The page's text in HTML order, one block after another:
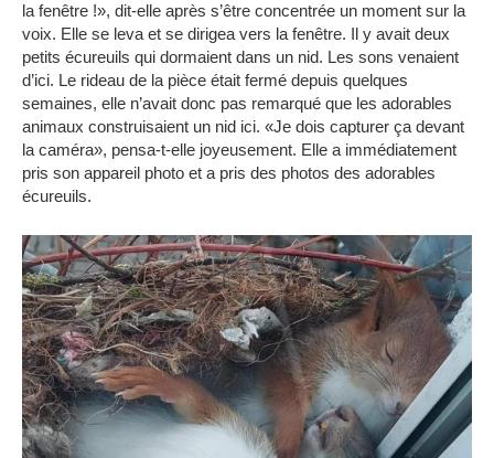
la fenêtre !», dit-elle après s’être concentrée un moment sur la
voix. Elle se leva et se dirigea vers la fenêtre. Il y avait deux
petits écureuils qui dormaient dans un nid. Les sons venaient
d’ici. Le rideau de la pièce était fermé depuis quelques
semaines, elle n’avait donc pas remarqué que les adorables
animaux construisaient un nid ici. «Je dois capturer ça devant
la caméra», pensa-t-elle joyeusement. Elle a immédiatement
pris son appareil photo et a pris des photos des adorables
écureuils.